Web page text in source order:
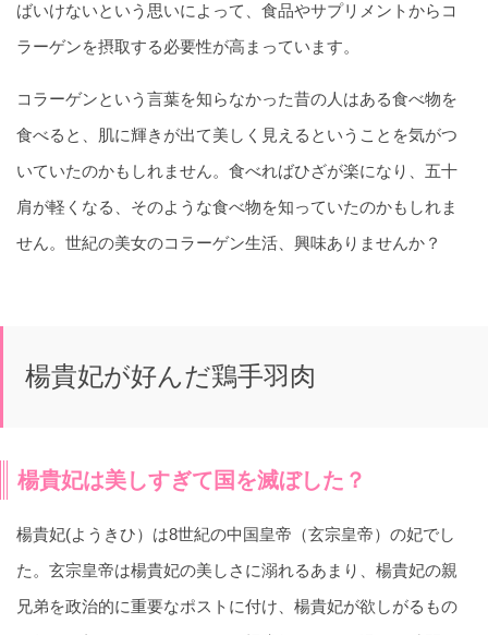
ばいけないという思いによって、食品やサプリメントからコ
ラーゲンを摂取する必要性が高まっています。
コラーゲンという言葉を知らなかった昔の人はある食べ物を
食べると、肌に輝きが出て美しく見えるということを気がつ
いていたのかもしれません。食べればひざが楽になり、五十
肩が軽くなる、そのような食べ物を知っていたのかもしれま
せん。世紀の美女のコラーゲン生活、興味ありませんか？
楊貴妃が好んだ鶏手羽肉
楊貴妃は美しすぎて国を滅ぼした？
楊貴妃(ようきひ）は8世紀の中国皇帝（玄宗皇帝）の妃でし
た。玄宗皇帝は楊貴妃の美しさに溺れるあまり、楊貴妃の親
兄弟を政治的に重要なポストに付け、楊貴妃が欲しがるもの